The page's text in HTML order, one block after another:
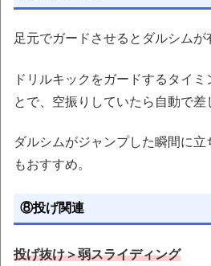
足元でガードさせるとダルシムが
ドリルキックをガードするタイミ
とで、空振りしていたら自動で差
ダルシムがジャンプした瞬間に
もおすすめ。
⑧投げ関連
投げ抜け＞弱スライディング